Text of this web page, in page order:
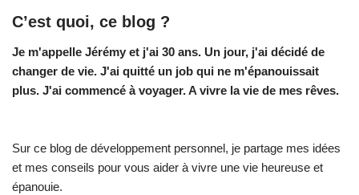
C’est quoi, ce blog ?
Je m'appelle Jérémy et j'ai 30 ans. Un jour, j'ai décidé de
changer de vie. J'ai quitté un job qui ne m'épanouissait
plus. J'ai commencé à voyager. A vivre la vie de mes rêves.
Sur ce blog de développement personnel, je partage mes idées
et mes conseils pour vous aider à vivre une vie heureuse et
épanouie.